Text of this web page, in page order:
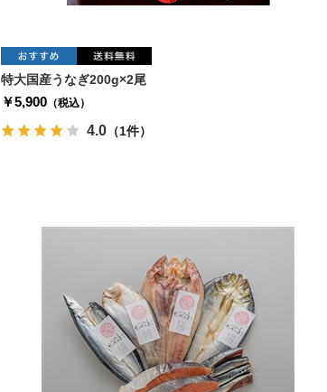
特大国産うなぎ200g×2尾
￥5,900 （税込）
4.0 （1件）